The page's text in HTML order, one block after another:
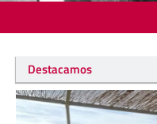
Destacamos